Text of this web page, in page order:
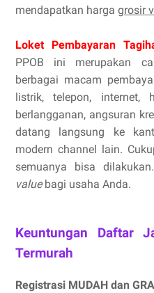
mendapatkan harga grosir
Loket Pembayaran
PPOB ini merupakan
berbagai macam
listrik, telepon, internet,
berlangganan, angsuran
datang langsung ke
modern channel lain.
semuanya bisa
valuebagi usaha Anda.
Keuntungan Daftar
Termurah
Registrasi MUDAH dan